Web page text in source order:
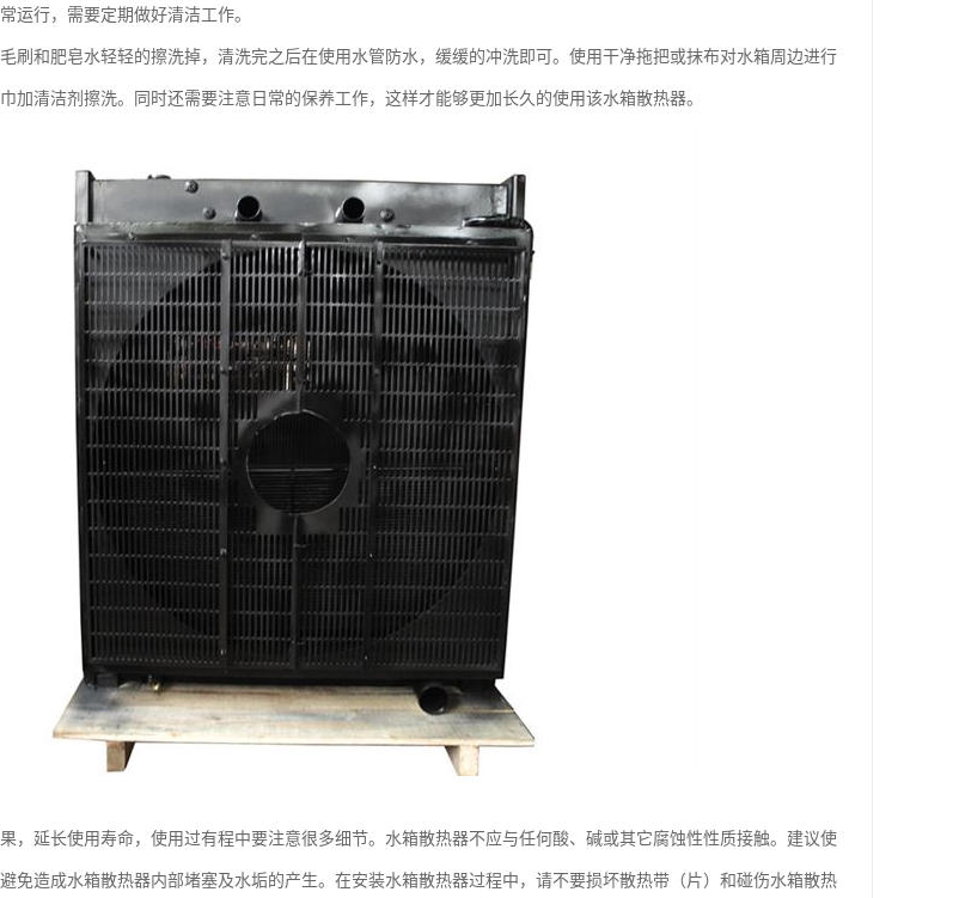
运行，需要定期做好清洁工作。
和肥皂水轻轻的擦洗掉，清洗完之后在使用水管防水，缓缓的冲洗即可。使用干净拖把或抹布对水箱周边进行
加清洁剂擦洗。同时还需要注意日常的保养工作，这样才能够更加长久的使用该水箱散热器。
，延长使用寿命，使用过有程中要注意很多细节。水箱散热器不应与任何酸、碱或其它腐蚀性性质接触。建议使
免造成水箱散热器内部堵塞及水垢的产生。在安装水箱散热器过程中，请不要损坏散热带（片）和碰伤水箱散热